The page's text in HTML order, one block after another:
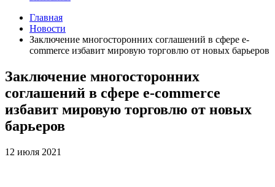
Главная
Новости
Заключение многосторонних соглашений в сфере e-
commerce избавит мировую торговлю от новых барьеров
Заключение многосторонних
соглашений в сфере e-commerce
избавит мировую торговлю от новых
барьеров
12 июля 2021